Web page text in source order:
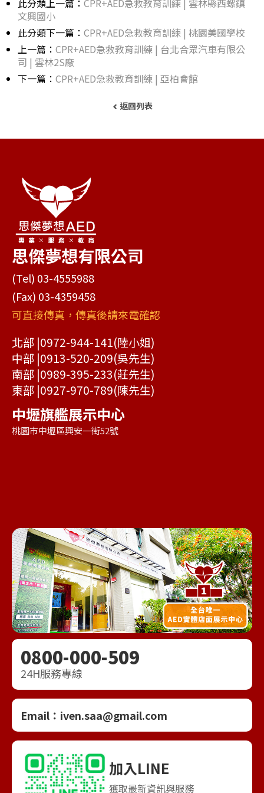
此分類上一篇： CPR+AED急救教育訓練 | 雲林縣西螺鎮
文興國小
此分類下一篇： CPR+AED急救教育訓練 | 桃園美國學校
上一篇： CPR+AED急救教育訓練 | 台北合眾汽車有限公
司 | 雲林2S廠
下一篇： CPR+AED急救教育訓練 | 亞柏會館
返回列表
思傑夢想有限公司
(Tel) 03-4555988
(Fax) 03-4359458
可直接傳真，傳真後請來電確認
北部 |0972-944-141(陸小姐)
中部 |0913-520-209(吳先生)
南部 |0989-395-233(莊先生)
東部 |0927-970-789(陳先生)
中壢旗艦展示中心
桃園市中壢區興安一街52號
0800-000-509
24H服務專線
Email： iven.saa@gmail.com
加入LINE
獲取最新資訊與服務